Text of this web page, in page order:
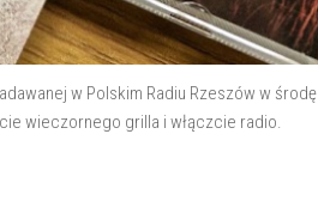
w Polskim Radiu Rzeszów w środę
wieczornego grilla i włączcie radio.